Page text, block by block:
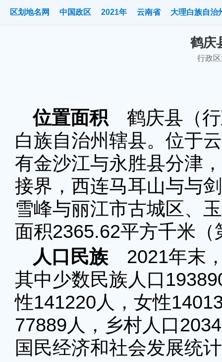
区划地名网 中国政区 2021年 云南省 大理白族自治
鹤庆
行政
位置面积 鹤庆县（行
白族自治州辖县。位于
有金沙江与永胜县分津
接界，西连马耳山与与
雪峰与丽江市古城区、
面积2365.62平方千米
人口民族 2021年末
其中少数民族人口
性141220人，女性
77889人，乡村人口
国民经济和社会发展统